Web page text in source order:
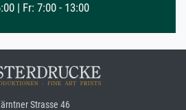
| Fr: 7:00 - 13:00
Strasse 46